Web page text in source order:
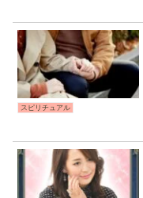
スピリチュアル